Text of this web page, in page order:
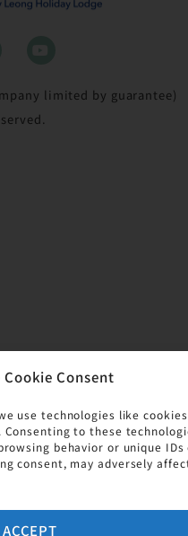
Cookie Consent
use technologies like
to these
behavior or unique
consent, may adversely
ACCEPT
t
u
b
e
limited by guarantee)